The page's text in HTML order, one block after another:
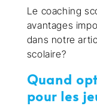
Le coaching
avantages
dans notre
scolaire?
Quand
pour les